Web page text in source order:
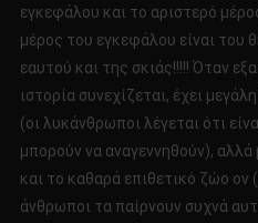
εγκεφάλου και το αριστερό
μέρος του εγκεφάλου είναι του
εαυτού και της σκιάς!!!!! Όταν
ιστορία συνεχίζεται, έχει
(οι λυκάνθρωποι λέγεται ότι
μπορούν να αναγεννηθούν), αλλά
και το καθαρά επιθετικό ζώο ον
άνθρωποι τα παίρνουν συχνά